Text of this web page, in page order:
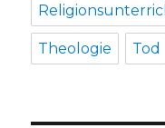
Theologie Tod